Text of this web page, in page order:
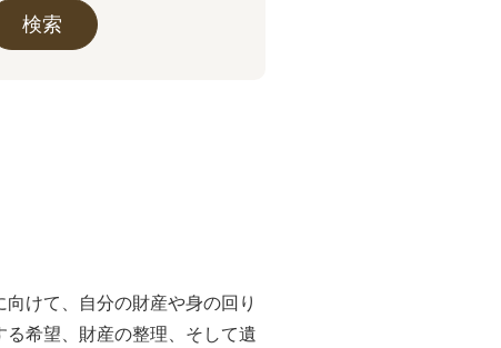
けて、自分の財産や身の回り
希望、財産の整理、そして遺